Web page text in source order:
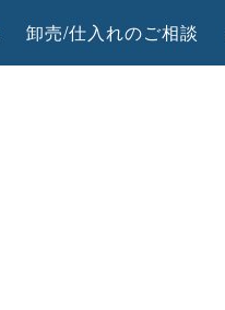
卸売/仕入れのご相談